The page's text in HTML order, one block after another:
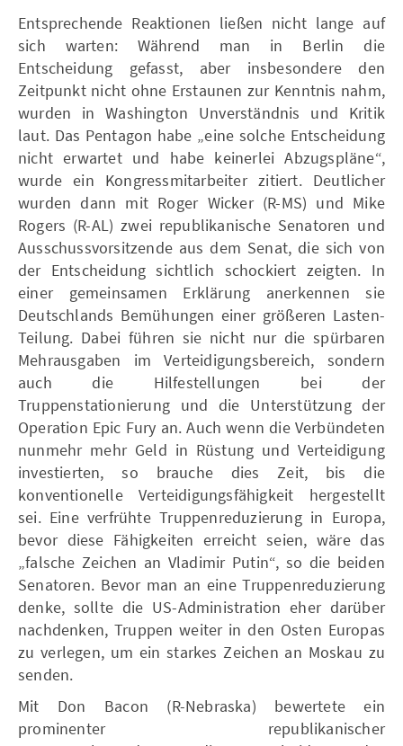
Entsprechende Reaktionen ließen nicht lange auf
sich warten: Während man in Berlin die
Entscheidung gefasst, aber insbesondere den
Zeitpunkt nicht ohne Erstaunen zur Kenntnis nahm,
wurden in Washington Unverständnis und Kritik
laut. Das Pentagon habe „eine solche Entscheidung
nicht erwartet und habe keinerlei Abzugspläne“,
wurde ein Kongressmitarbeiter zitiert. Deutlicher
wurden dann mit Roger Wicker (R-MS) und Mike
Rogers (R-AL) zwei republikanische Senatoren und
Ausschussvorsitzende aus dem Senat, die sich von
der Entscheidung sichtlich schockiert zeigten. In
einer gemeinsamen Erklärung anerkennen sie
Deutschlands Bemühungen einer größeren Lasten-
Teilung. Dabei führen sie nicht nur die spürbaren
Mehrausgaben im Verteidigungsbereich, sondern
auch die Hilfestellungen bei der
Truppenstationierung und die Unterstützung der
Operation Epic Fury an. Auch wenn die Verbündeten
nunmehr mehr Geld in Rüstung und Verteidigung
investierten, so brauche dies Zeit, bis die
konventionelle Verteidigungsfähigkeit hergestellt
sei. Eine verfrühte Truppenreduzierung in Europa,
bevor diese Fähigkeiten erreicht seien, wäre das
„falsche Zeichen an Vladimir Putin“, so die beiden
Senatoren. Bevor man an eine Truppenreduzierung
denke, sollte die US-Administration eher darüber
nachdenken, Truppen weiter in den Osten Europas
zu verlegen, um ein starkes Zeichen an Moskau zu
senden.
Mit Don Bacon (R-Nebraska) bewertete ein
prominenter republikanischer